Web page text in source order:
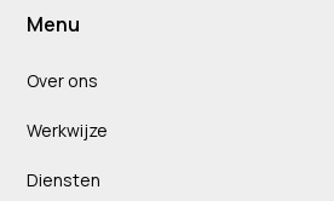
Menu
Over ons
Werkwijze
Diensten